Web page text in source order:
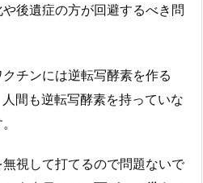
後遺症の方が回避するべき問
チンには逆転写酵素を作る
間も逆転写酵素を持っていな
視して打てるので問題ないで